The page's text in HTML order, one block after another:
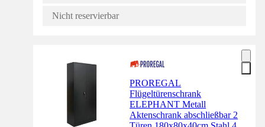
Nicht reservierbar
PROREGAL
Flügeltürenschrank
ELEPHANT Metall
Aktenschrank abschließbar 2